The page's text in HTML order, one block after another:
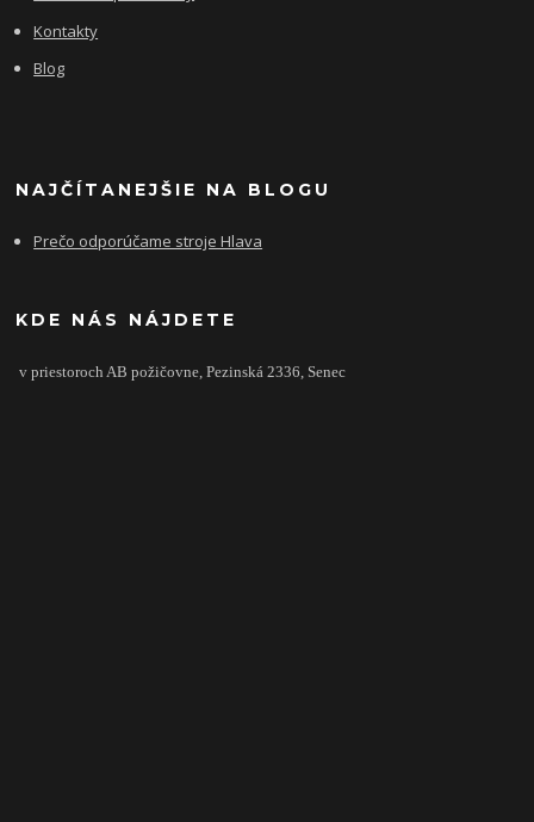
Kontakty
Blog
NAJČÍTANEJŠIE NA BLOGU
Prečo odporúčame stroje Hlava
KDE NÁS NÁJDETE
v priestoroch AB požičovne,Pezinská 2336, Senec